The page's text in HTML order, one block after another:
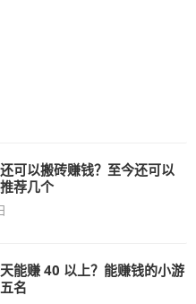
可以搬砖赚钱？至今还可以
荐几个
能赚 40 以上？能赚钱的小游
名